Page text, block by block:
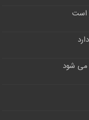
است
می شود